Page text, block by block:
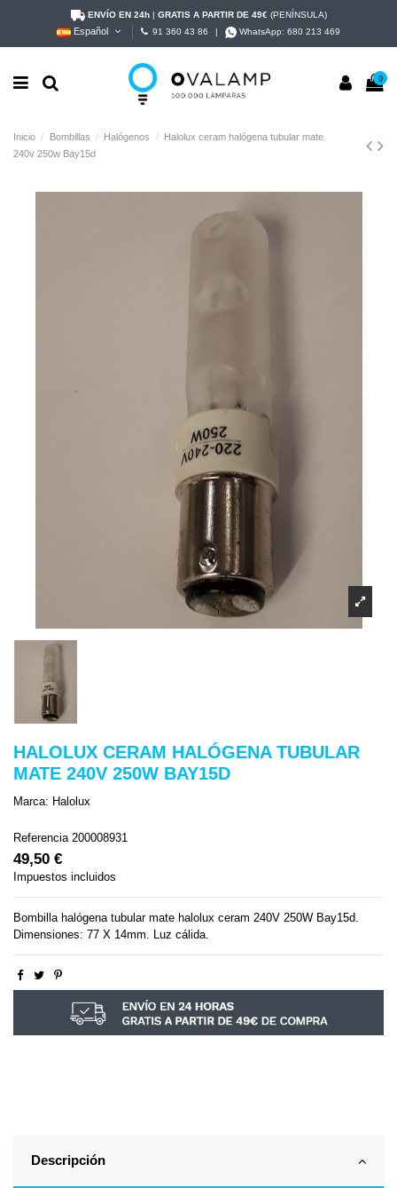
ENVÍO EN 24h| GRATIS A PARTIR DE 49€ (PENÍNSULA)
Español 91 360 43 86 WhatsApp:680 213 469
0
Inicio Bombillas Halógenos
Halolux ceram halógena tubular mate
240v 250w Bay15d
HALOLUX CERAM HALÓGENA TUBULAR
MATE 240V 250W BAY15D
Marca: Halolux
Referencia 200008931
49,50 €
Impuestos incluidos
Bombilla halógena tubular mate halolux ceram 240V 250W Bay15d.
Dimensiones: 77 X 14mm. Luz cálida.
Descripción